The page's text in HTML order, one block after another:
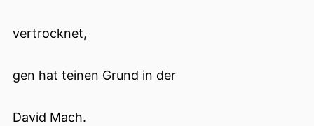
vertrocknet,
gen hat teinen Grund in der
David Mach.